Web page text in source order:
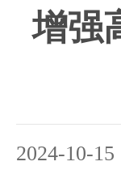
增强
2024-10-